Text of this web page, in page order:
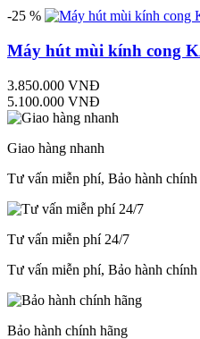
-25 %
Máy hút mùi kính cong
3.850.000 VNĐ
5.100.000 VNĐ
Giao hàng nhanh
Tư vấn miễn phí, Bảo hành chính
Tư vấn miễn phí 24/7
Tư vấn miễn phí, Bảo hành chính
Bảo hành chính hãng